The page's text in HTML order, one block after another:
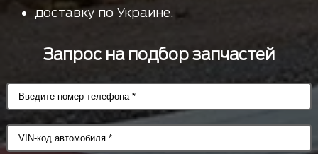
доставку по Украине.
Запрос на подбор запчастей